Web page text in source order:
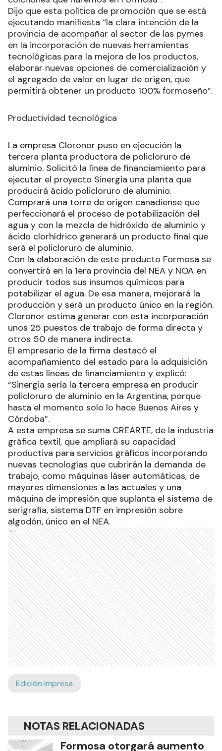
Dijo que esta política de promoción que se está
ejecutando manifiesta “la clara intención de la
provincia de acompañar al sector de las pymes
en la incorporación de nuevas herramientas
tecnológicas para la mejora de los productos,
elaborar nuevas opciones de comercialización y
el agregado de valor en lugar de origen, que
permitirá obtener un producto 100% formoseño”.
Productividad tecnológica
La empresa Cloronor puso en ejecución la
tercera planta productora de policloruro de
aluminio. Solicitó la línea de financiamiento para
ejecutar el proyecto Sinergia una planta que
producirá ácido policloruro de aluminio.
Comprará una torre de origen canadiense que
perfeccionará el proceso de potabilización del
agua y con la mezcla de hidróxido de aluminio y
ácido clorhídrico generará un producto final que
será el policloruro de aluminio.
Con la elaboración de este producto Formosa se
convertirá en la 1era provincia del NEA y NOA en
producir todos sus insumos químicos para
potabilizar el agua. De esa manera, mejorará la
producción y será un producto único en la región.
Cloronor estima generar con esta incorporación
unos 25 puestos de trabajo de forma directa y
otros 50 de manera indirecta.
El empresario de la firma destacó el
acompañamiento del estado para la adquisición
de estas líneas de financiamiento y explicó:
“Sinergia sería la tercera empresa en producir
policloruro de aluminio en la Argentina, porque
hasta el momento solo lo hace Buenos Aires y
Córdoba”.
A esta empresa se suma CREARTE, de la industria
gráfica textil, que ampliará su capacidad
productiva para servicios gráficos incorporando
nuevas tecnologías que cubrirán la demanda de
trabajo, como máquinas láser automáticas, de
mayores dimensiones a las actuales y una
máquina de impresión que suplanta el sistema de
serigrafía, sistema DTF en impresión sobre
algodón, único en el NEA.
Ads
Edición Impresa
NOTAS RELACIONADAS
Formosa otorgará aumento